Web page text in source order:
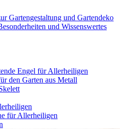
Gartengestaltung und Gartendeko
und Wissenswertes
Engel für Allerheiligen
den Garten aus Metall
für Allerheiligen